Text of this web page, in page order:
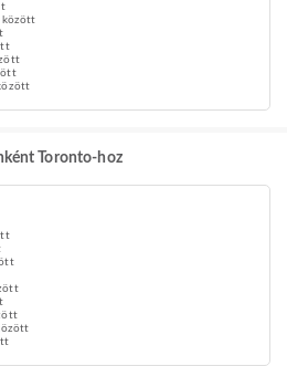
között
Toronto-hoz